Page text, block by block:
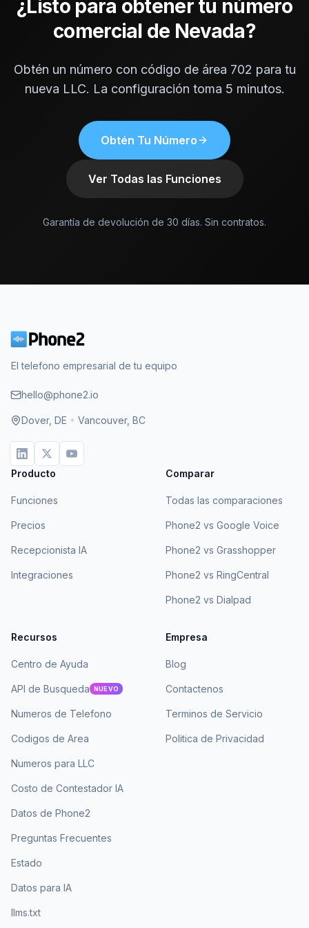
¿Listo para obtener tu número
comercial de Nevada?
Obtén un número con código de área 702 para tu
nueva LLC. La configuración toma 5 minutos.
Obtén Tu Número
Ver Todas las Funciones
Garantía de devolución de 30 días. Sin contratos.
El telefono empresarial de tu equipo
hello@phone2.io
Dover, DE • Vancouver, BC
Producto
Funciones
Precios
Recepcionista IA
Integraciones
Comparar
Todas las comparaciones
Phone2 vs Google Voice
Phone2 vs Grasshopper
Phone2 vs RingCentral
Phone2 vs Dialpad
Recursos
Centro de Ayuda
API de Busqueda NUEVO
Numeros de Telefono
Codigos de Area
Numeros para LLC
Costo de Contestador IA
Datos de Phone2
Preguntas Frecuentes
Estado
Datos para IA
llms.txt
Empresa
Blog
Contactenos
Terminos de Servicio
Politica de Privacidad